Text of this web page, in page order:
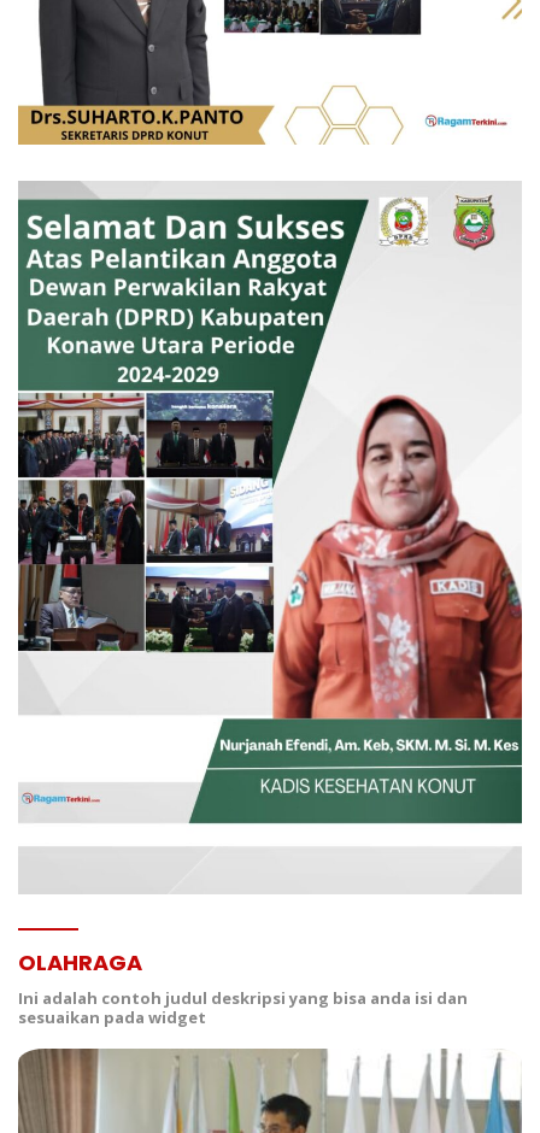
OLAHRAGA
Ini adalah contoh judul deskripsi yang bisa anda isi dan
sesuaikan pada widget